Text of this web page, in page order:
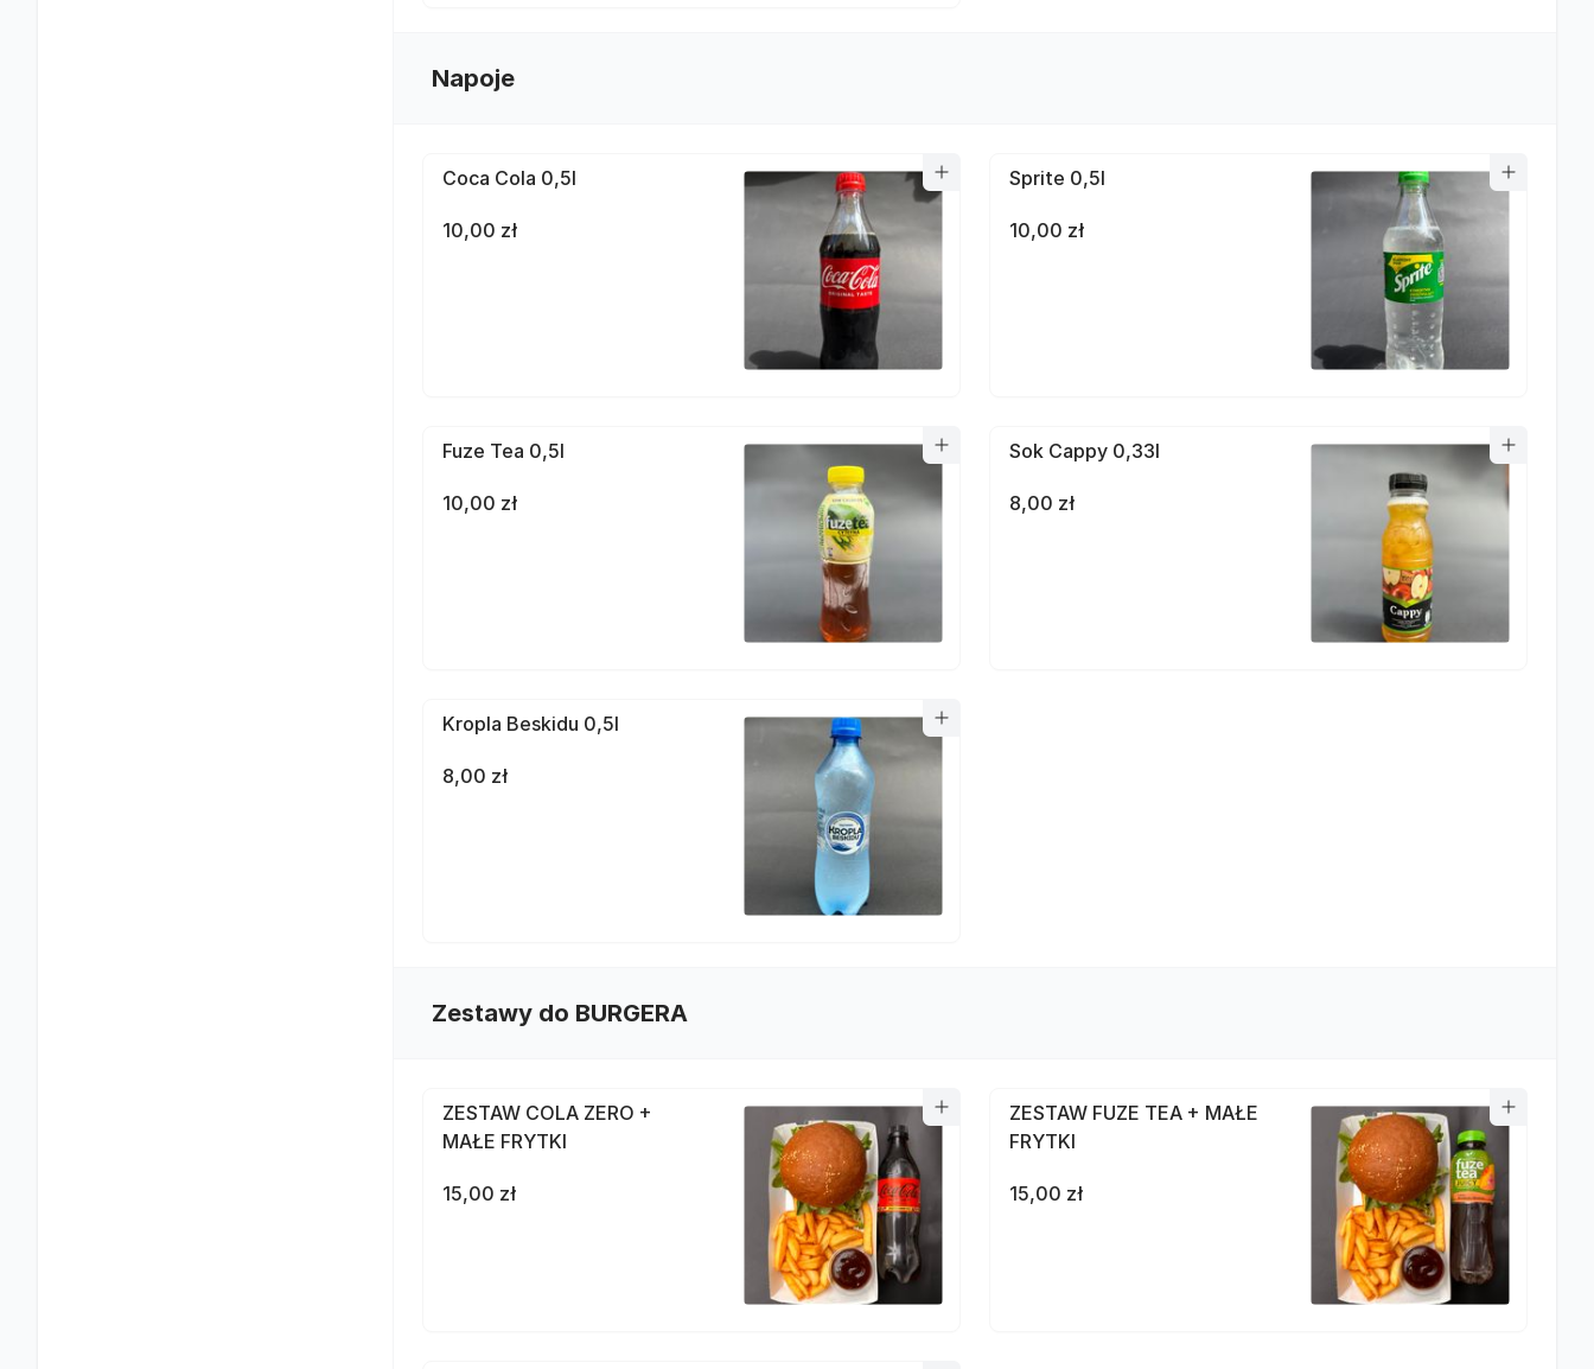
Napoje
Coca Cola 0,5l
10,00 zł
Sprite 0,5l
10,00 zł
Fuze Tea 0,5l
10,00 zł
Sok Cappy 0,33l
8,00 zł
Kropla Beskidu 0,5l
8,00 zł
Zestawy do BURGERA
ZESTAW COLA ZERO +
MAŁE FRYTKI
15,00 zł
ZESTAW FUZE TEA + MAŁE
FRYTKI
15,00 zł